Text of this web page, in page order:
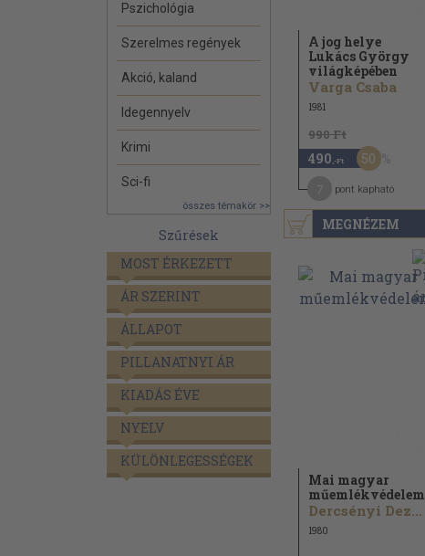
Pszichológia
Szerelmes regények
Akció, kaland
Idegennyelv
Krimi
Sci-fi
összes témakör >>
Szűrések
MOST ÉRKEZETT
ÁR SZERINT
ÁLLAPOT
PILLANATNYI ÁR
KIADÁS ÉVE
NYELV
KÜLÖNLEGESSÉGEK
MEGNÉZEM
A jog helye
Lukács György
világképében
Varga Csaba
1981
990 Ft
490 ,-Ft 50
pont kapható
Mai magyar
műemlékvédelem
Dercsényi Dezső
1980